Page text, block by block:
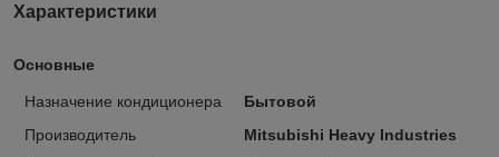
Характеристики
Основные
Назначение кондиционера
Бытовой
Производитель
Mitsubishi Heavy Industries